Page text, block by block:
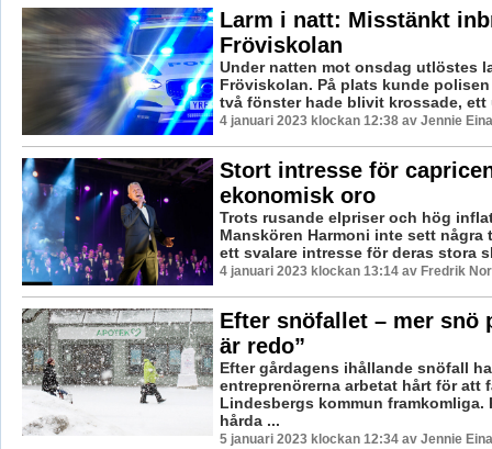
Larm i natt: Misstänkt
Fröviskolan
Under natten mot onsdag utlöstes
Fröviskolan. På plats kunde
två fönster hade blivit krossade, ett
4 januari 2023 klockan 12:38 av Jennie
Stort intresse för
ekonomisk oro
Trots rusande elpriser och hög
Manskören Harmoni inte sett några
ett svalare intresse för deras stora
4 januari 2023 klockan 13:14 av Fredrik
Efter snöfallet – mer snö
är redo”
Efter gårdagens ihållande snöfall
entreprenörerna arbetat hårt för att
Lindesbergs kommun framkomliga.
hårda ...
5 januari 2023 klockan 12:34 av Jennie